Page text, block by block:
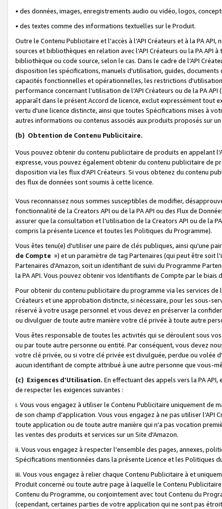
• des données, images, enregistrements audio ou vidéo, logos,
• des textes comme des informations textuelles sur le Produit.
Outre le Contenu Publicitaire et l'accès à l’API Créateurs et à la PA
sources et bibliothèques en relation avec l’API Créateurs ou la PA
bibliothèque ou code source, selon le cas. Dans le cadre de l’API
disposition les spécifications, manuels d'utilisation, guides,
capacités fonctionnelles et opérationnelles, les restrictions
performance concernant l'utilisation de l’API Créateurs ou de la PA
apparaît dans le présent Accord de licence, exclut expressément tout
vertu d'une licence distincte, ainsi que toutes Spécifications mises à
autres informations ou contenus associés aux produits proposés sur
(b) Obtention de Contenu Publicitaire.
Vous pouvez obtenir du contenu publicitaire de produits en appelant
expresse, vous pouvez également obtenir du contenu publicitaire de
disposition via les flux d'API Créateurs. Si vous obtenez du contenu
des flux de données sont soumis à cette licence.
Vous reconnaissez nous sommes susceptibles de modifier,
fonctionnalité de la Creators API ou de la PA API ou des Flux de
assurer que la consultation et l'utilisation de la Creators API ou de la
compris la présente Licence et toutes les Politiques du Programme).
Vous êtes tenu(e) d'utiliser une paire de clés publiques, ainsi qu'une
de Compte ») et un paramètre de tag Partenaires (qui peut être soit
Partenaires d'Amazon, soit un identifiant de suivi du Programme
la PA API. Vous pouvez obtenir vos Identifiants de Compte par le biais
Pour obtenir du contenu publicitaire du programme via les services
Créateurs et une approbation distincte, si nécessaire, pour les sous-
réservé à votre usage personnel et vous devez en préserver la
ou divulguer de toute autre manière votre clé privée à toute autre
Vous êtes responsable de toutes les activités qui se déroulent sous
ou par toute autre personne ou entité. Par conséquent, vous devez
votre clé privée, ou si votre clé privée est divulguée, perdue ou volée
aucun identifiant de compte attribué à une autre personne que vous-
(c) Exigences d'Utilisation. En effectuant des appels vers la PA
de respecter les exigences suivantes :
i. Vous vous engagez à utiliser le Contenu Publicitaire uniquement de
de son champ d'application. Vous vous engagez à ne pas utiliser l’API
toute application ou de toute autre manière qui n'a pas vocation
les ventes des produits et services sur un Site d'Amazon.
ii. Vous vous engagez à respecter l'ensemble des pages, annexes,
Spécifications mentionnées dans la présente Licence et les Politiques
iii. Vous vous engagez à relier chaque Contenu Publicitaire à et
Produit concerné ou toute autre page à laquelle le Contenu
Contenu du Programme, ou conjointement avec tout Contenu du
(cependant, certaines parties de votre application qui ne sont pas